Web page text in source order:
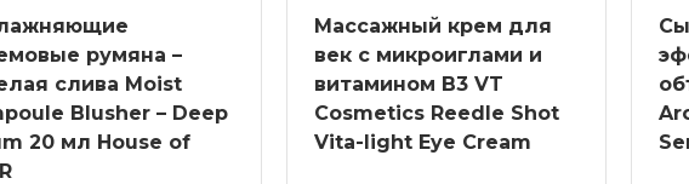
румяна –
слива Moist
Blusher – Deep
20 мл House of
Массажный крем для
век с микроиглами и
витамином B3 VT
Cosmetics Reedle Shot
Vita-light Eye Cream